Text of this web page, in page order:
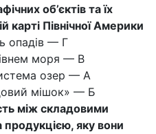
об’єктів та їх
карті Північної Америки
опадів — Г
моря — В
озер — А
мішок» — Б
між складовими
продукцією, яку вони